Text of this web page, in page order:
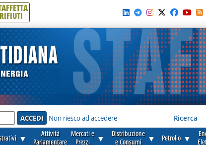
RIFIUTI
Non riesco ad accedere Ricerca
▼
Attività
Parlamentare
Mercati e
Prezzi
▼
Distribuzione
e Consumi
▼ Petrolio ▼